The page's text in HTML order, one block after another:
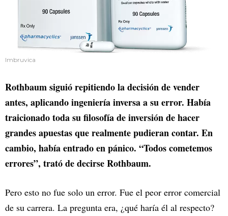
Imbruvica
Rothbaum siguió repitiendo la decisión de vender
antes, aplicando ingeniería inversa a su error. Había
traicionado toda su filosofía de inversión de hacer
grandes apuestas que realmente pudieran contar. En
cambio, había entrado en pánico. “Todos cometemos
errores”, trató de decirse Rothbaum.
Pero esto no fue solo un error. Fue el peor error comercial
de su carrera. La pregunta era, ¿qué haría él al respecto?